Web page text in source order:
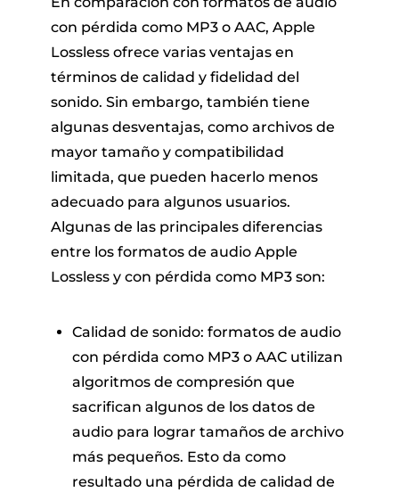
con pérdida como MP3 o AAC, Apple
Lossless ofrece varias ventajas en
términos de calidad y fidelidad del
sonido. Sin embargo, también tiene
algunas desventajas, como archivos de
mayor tamaño y compatibilidad
limitada, que pueden hacerlo menos
adecuado para algunos usuarios.
Algunas de las principales diferencias
entre los formatos de audio Apple
Lossless y con pérdida como MP3 son:
Calidad de sonido: formatos de audio
con pérdida como MP3 o AAC utilizan
algoritmos de compresión que
sacrifican algunos de los datos de
audio para lograr tamaños de archivo
más pequeños. Esto da como
resultado una pérdida de calidad de